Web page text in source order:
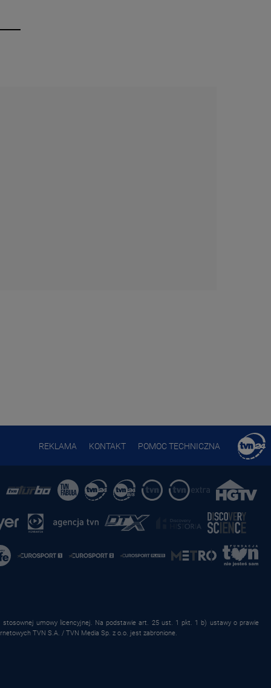
REKLAMA KONTAKT POMOC TECHNICZNA
stosownej umowy licencyjnej. Na podstawie art. 25 ust. 1 pkt. 1 b) ustawy o prawie
TVN S.A. / TVN Media Sp. z o.o. jest zabronione.